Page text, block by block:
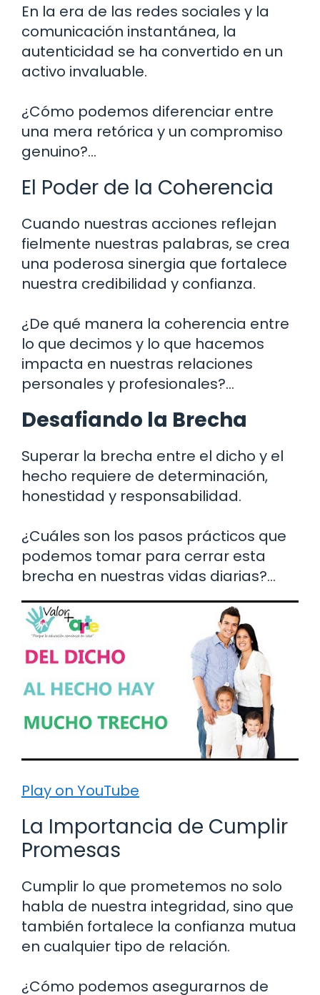
En la era de las redes sociales y la
comunicación instantánea, la
autenticidad se ha convertido en un
activo invaluable.
¿Cómo podemos diferenciar entre
una mera retórica y un compromiso
genuino?…
El Poder de la Coherencia
Cuando nuestras acciones reflejan
fielmente nuestras palabras, se crea
una poderosa sinergia que fortalece
nuestra credibilidad y confianza.
¿De qué manera la coherencia entre
lo que decimos y lo que hacemos
impacta en nuestras relaciones
personales y profesionales?…
Desafiando la Brecha
Superar la brecha entre el dicho y el
hecho requiere de determinación,
honestidad y responsabilidad.
¿Cuáles son los pasos prácticos que
podemos tomar para cerrar esta
brecha en nuestras vidas diarias?…
Play on YouTube
La Importancia de Cumplir
Promesas
Cumplir lo que prometemos no solo
habla de nuestra integridad, sino que
también fortalece la confianza mutua
en cualquier tipo de relación.
¿Cómo podemos asegurarnos de